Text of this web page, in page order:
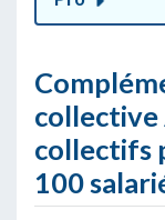
collectifs
100